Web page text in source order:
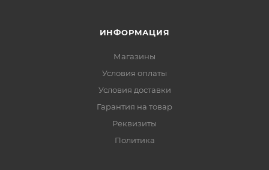
ИНФОРМАЦИЯ
Магазины
Условия оплаты
Условия доставки
Гарантия на товар
Реквизиты
Политика